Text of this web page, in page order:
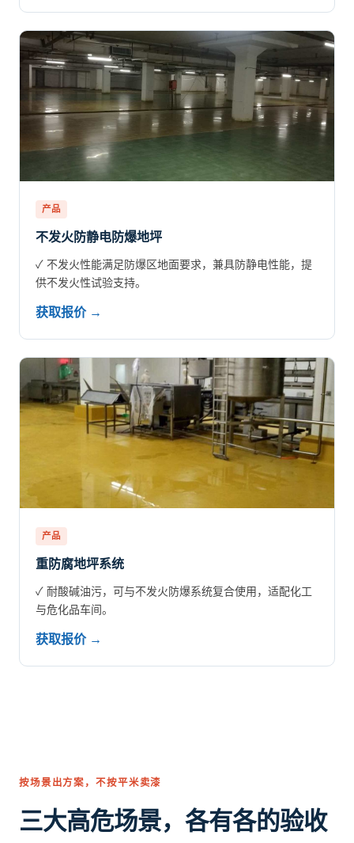
产品
不发火防静电防爆地坪
✓ 不发火性能满足防爆区地面要求，兼具防静电性能，提
供不发火性试验支持。
获取报价 →
产品
重防腐地坪系统
✓ 耐酸碱油污，可与不发火防爆系统复合使用，适配化工
与危化品车间。
获取报价 →
按场景出方案，不按平米卖漆
三大高危场景，各有各的验收